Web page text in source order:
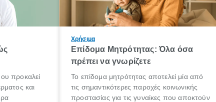
προκαλεί
και
Χρήσιμα
Επίδομα Μητρότητας: Όλα όσα
πρέπει να γνωρίζετε
Το επίδομα μητρότητας αποτελεί μία από
τις σημαντικότερες παροχές κοινωνικής
προστασίας για τις γυναίκες που αποκτούν